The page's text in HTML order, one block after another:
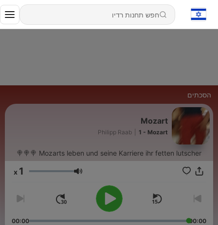
הסכתים
Mozart
Philipp Raab 1 - Mozart
Mozarts leben und seine Karriere ihr fetten lutscher 🍭🍭🍭
עוצמת שמע 1
00:00
00:00